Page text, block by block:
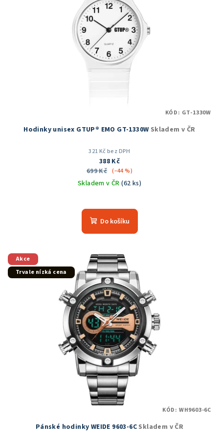
Hodinky unisex GTUP® EMO GT-1330W Skladem v ČR
321 Kč bez DPH
388 Kč
699 Kč (–44 %)
Skladem v ČR(62 ks)
hodnocení
produktu
5
hvězdiček.
Do košíku
KÓD: GT-1330W
Akce
Trvale nízká cena
Pánské hodinky WEIDE 9603-6C Skladem v ČR
KÓD: WH9603-6C